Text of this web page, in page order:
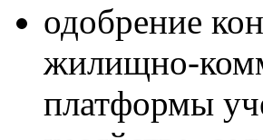
одобрение
жилищно-
платформы